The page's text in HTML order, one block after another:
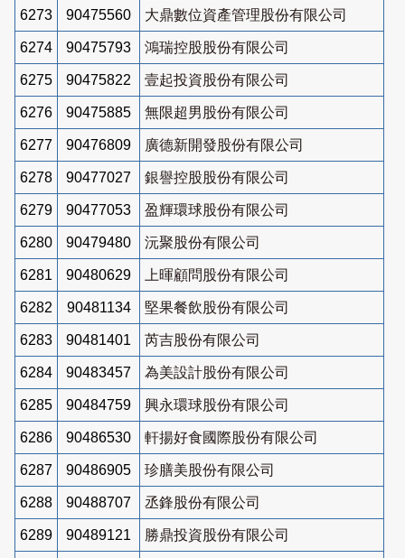
6273 90475560 大鼎數位資產管理股份有限公司
6274 90475793 鴻瑞控股股份有限公司
6275 90475822 壹起投資股份有限公司
6276 90475885 無限超男股份有限公司
6277 90476809 廣德新開發股份有限公司
6278 90477027 銀譽控股股份有限公司
6279 90477053 盈輝環球股份有限公司
6280 90479480 沅聚股份有限公司
6281 90480629 上暉顧問股份有限公司
6282 90481134 堅果餐飲股份有限公司
6283 90481401 芮吉股份有限公司
6284 90483457 為美設計股份有限公司
6285 90484759 興永環球股份有限公司
6286 90486530 軒揚好食國際股份有限公司
6287 90486905 珍膳美股份有限公司
6288 90488707 丞鋒股份有限公司
6289 90489121 勝鼎投資股份有限公司